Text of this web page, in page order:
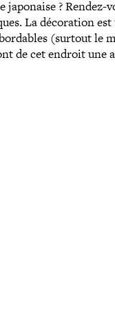
? Rendez-​
La déco­ra­tion
(surtout
de cet endroit une